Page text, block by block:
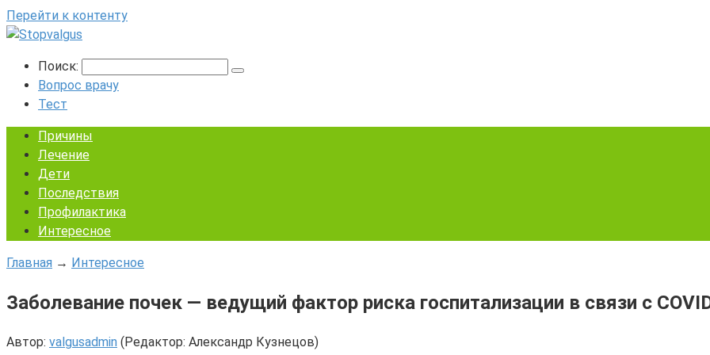
Перейти к контенту
Поиск:
Вопрос врачу
Тест
Причины
Лечение
Дети
Последствия
Профилактика
Интересное
Главная → Интересное
Заболевание почек — ведущий фактор риска госпитализации в связи с
Автор: valgusadmin (Редактор: Александр Кузнецов)